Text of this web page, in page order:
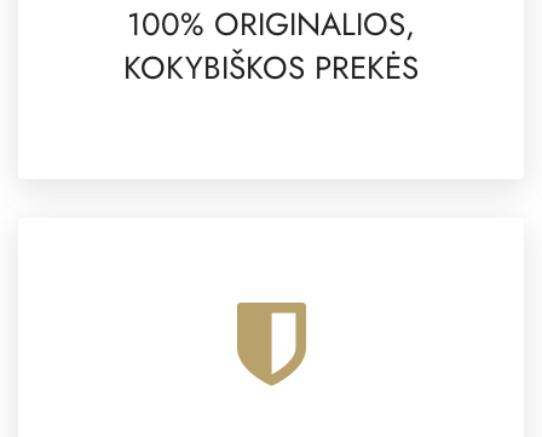
100% ORIGINALIOS,
KOKYBIŠKOS PREKĖS